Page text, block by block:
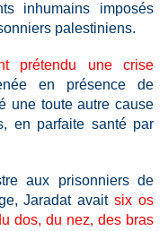
inhumains imposés
palestiniens.
prétendu une crise
en présence de
une toute autre cause
en parfaite santé par
aux prisonniers de
Jaradat avaitsix os
dos, du nez, des bras